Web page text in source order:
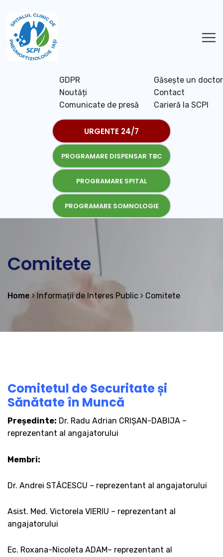
GDPR
Noutăți
Comunicate de presă
Găsește un doctor
Contact
Carieră la SCPI
URGENTE 24/7
PROGRAMARE DISPENSAR TBC
PROGRAMARE SPITAL
PROGRAMARE SOMNOLOGIE
Comitete
Home Informații de Interes Public Comitete
Comitetul de Securitate și
Sănătate în Muncă
Preşedinte: Dr. Radu Adrian CRIȘAN-DABIJA –
reprezentant al angajatorului
Membri:
Dr. Andrei STĂCESCU – reprezentant al angajatorului
Asist. Med. Victorela VIERIU – reprezentant al
angajatorului
Ec. Roxana-Nicoleta ADAM– reprezentant al